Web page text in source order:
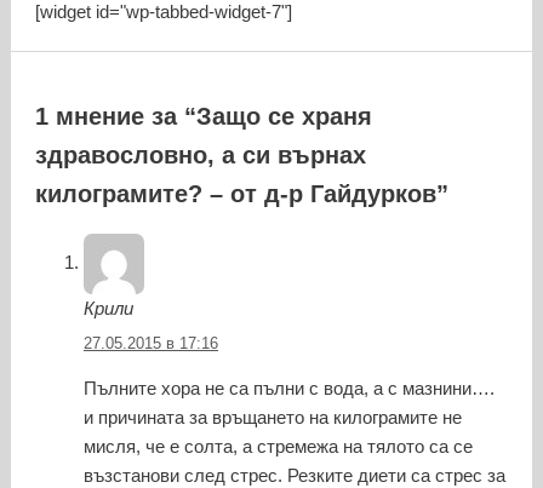
[widget id="wp-tabbed-widget-7"]
1 мнение за “Защо се храня
здравословно, а си върнах
килограмите? – от д-р Гайдурков”
Крили
27.05.2015 в 17:16
Пълните хора не са пълни с вода, а с мазнини….
и причината за връщането на килограмите не
мисля, че е солта, а стремежа на тялото са се
възстанови след стрес. Резките диети са стрес за